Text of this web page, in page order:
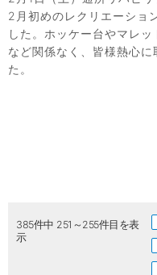
2月初めのレクリエーショ
した。ホッケー台やマレ
など関係なく、皆様熱心
た。
385件中 251～255件目を表
示